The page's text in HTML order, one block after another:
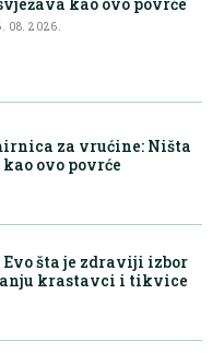
08. 2026.
za vrućine: Ništa
ovo povrće
šta je zdraviji izbor
krastavci i tikvice